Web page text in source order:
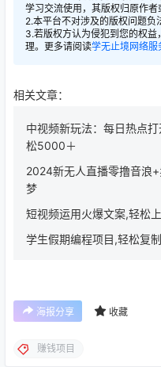
学习交流使用，其版权归原作者
2.本平台不对涉及的版权问题负
3.若版权方认为侵犯到您的权
理。更多请阅读学无止境网络服
相关文章：
中视频新玩法：每日热点
松5000＋
2024新无人直播零撸音浪
梦
短视频运用火爆文案,轻松
学生假期编程项目,轻松复
海报分享 收藏
赚钱项目